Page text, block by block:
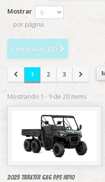
Mostrar
por página
Comparar (0)
1 2 3
Mostrando 1 - 9 de 20 items
2025 Traxter 6x6 DPS HD10